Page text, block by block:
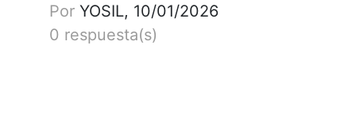
Por YOSIL, 10/01/2026
0 respuesta(s)